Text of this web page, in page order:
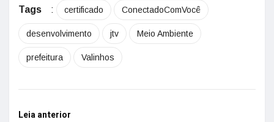
Tags : certificado ConectadoComVocê
desenvolvimento jtv Meio Ambiente
prefeitura Valinhos
Leia anterior